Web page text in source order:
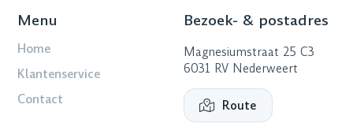
Menu
Home
Klantenservice
Contact
Bezoek- & postadres
Magnesiumstraat 25 C3
6031 RV Nederweert
Route